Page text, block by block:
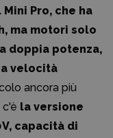
Pro, che ha
ma motori solo
doppia potenza,
velocità
ancora più
la versione
capacità di